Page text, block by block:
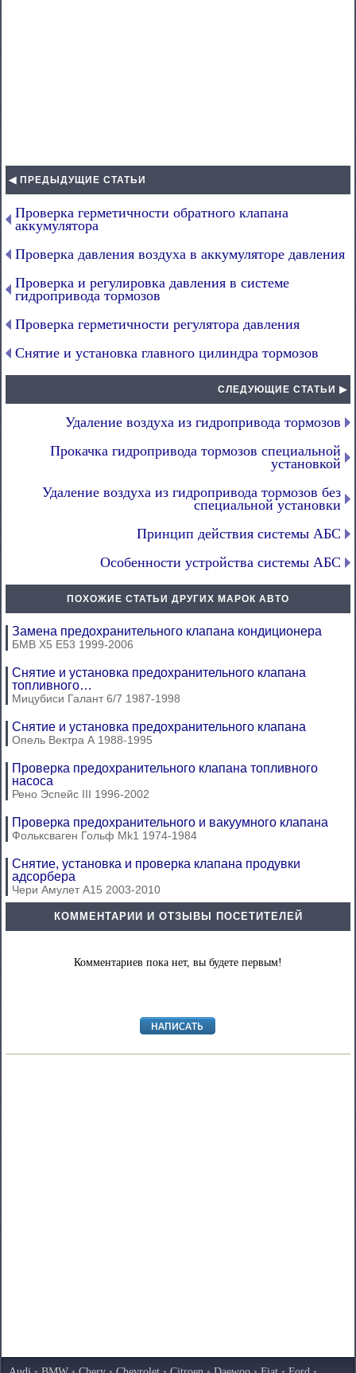
◀ ПРЕДЫДУЩИЕ СТАТЬИ
Проверка герметичности обратного клапана
аккумулятора
Проверка давления воздуха в аккумуляторе давления
Проверка и регулировка давления в системе
гидропривода тормозов
Проверка герметичности регулятора давления
Снятие и установка главного цилиндра тормозов
СЛЕДУЮЩИЕ СТАТЬИ ▶
Удаление воздуха из гидропривода тормозов
Прокачка гидропривода тормозов специальной
установкой
Удаление воздуха из гидропривода тормозов без
специальной установки
Принцип действия системы АБС
Особенности устройства системы АБС
ПОХОЖИЕ СТАТЬИ ДРУГИХ МАРОК АВТО
Замена предохранительного клапана кондиционера
БМВ Х5 Е53 1999-2006
Снятие и установка предохранительного клапана
топливного…
Мицубиси Галант 6/7 1987-1998
Снятие и установка предохранительного клапана
Опель Вектра А 1988-1995
Проверка предохранительного клапана топливного
насоса
Рено Эспейс III 1996-2002
Проверка предохранительного и вакуумного клапана
Фольксваген Гольф Mk1 1974-1984
Снятие, установка и проверка клапана продувки
адсорбера
Чери Амулет А15 2003-2010
КОММЕНТАРИИ И ОТЗЫВЫ ПОСЕТИТЕЛЕЙ
Комментариев пока нет, вы будете первым!